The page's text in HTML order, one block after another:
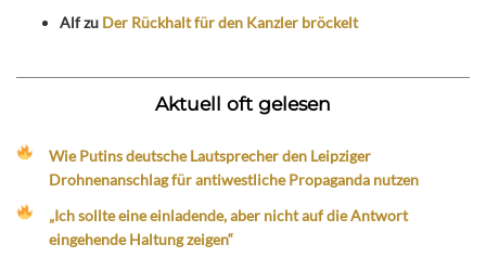
Alfzu Der Rückhalt für den Kanzler bröckelt
Aktuell oft gelesen
Wie Putins deutsche Lautsprecher den Leipziger
Drohnenanschlag für antiwestliche Propaganda nutzen
„Ich sollte eine einladende, aber nicht auf die Antwort
eingehende Haltung zeigen“